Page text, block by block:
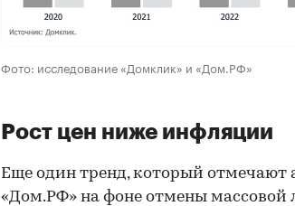
Фото: исследование «Домклик» и «Дом.РФ»
Рост цен ниже инфляции
Еще один тренд, который отмечают
«Дом.РФ» на фоне отмены массовой